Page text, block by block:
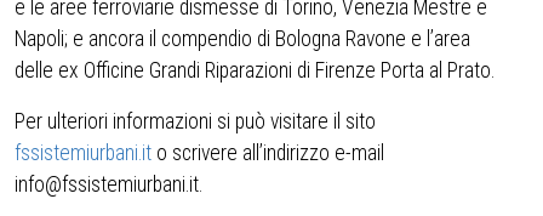
e le aree ferroviarie dismesse di Torino, Venezia Mestre e
Napoli; e ancora il compendio di Bologna Ravone e l’area
delle ex Officine Grandi Riparazioni di Firenze Porta al Prato.
Per ulteriori informazioni si può visitare il sito
fssistemiurbani.it o scrivere all’indirizzo e-mail
info@fssistemiurbani.it.